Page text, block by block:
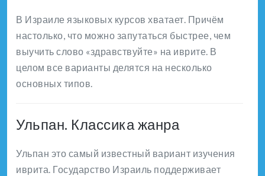
В Израиле языковых курсов хватает. Причём
настолько, что можно запутаться быстрее, чем
выучить слово «здравствуйте» на иврите. В
целом все варианты делятся на несколько
основных типов.
Ульпан. Классика жанра
Ульпан это самый известный вариант изучения
иврита. Государство Израиль поддерживает